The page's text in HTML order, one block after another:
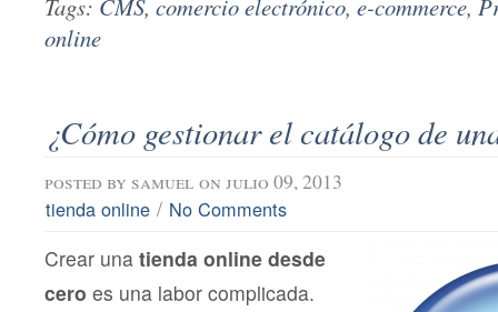
Tags: CMS, comercio electrónico, e-commerce,
online
¿Cómo gestionar el catálogo de
posted by samuel on julio 09, 2013
tienda online / No Comments
Crear una tienda online desde
cero es una labor complicada.